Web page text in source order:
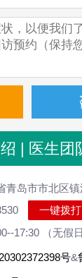
| 医生团
青岛市市北区
一键拨打
17:30 （无假日
号&